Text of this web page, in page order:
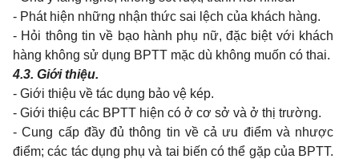
- Phát hiện những nhận thức sai lệch của khách hàng.
- Hỏi thông tin về bạo hành phụ nữ, đặc biệt với khách
hàng không sử dụng BPTT mặc dù không muốn có thai.
4.3. Giới thiệu.
- Giới thiệu về tác dụng bảo vệ kép.
- Giới thiệu các BPTT hiện có ở cơ sở và ở thị trường.
- Cung cấp đầy đủ thông tin về cả ưu điểm và nhược
điểm; các tác dụng phụ và tai biến có thể gặp của BPTT.